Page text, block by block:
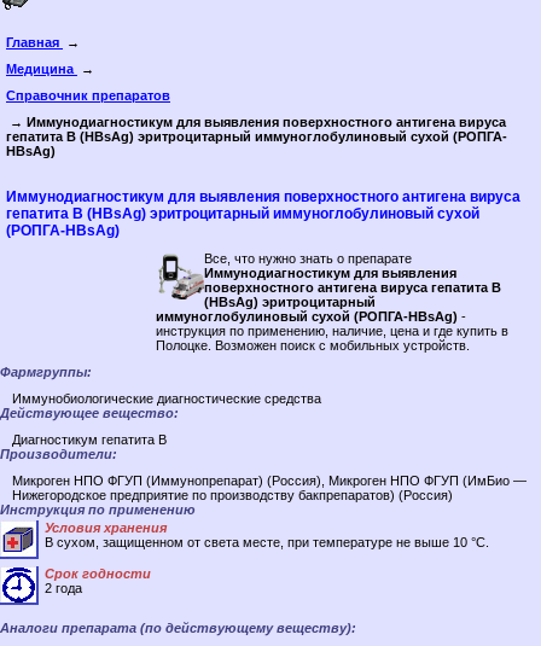
Главная
→
Медицина
→
Справочник препаратов
→ Иммунодиагностикум для выявления поверхностного антигена вируса
гепатита В (HBsAg) эритроцитарный иммуноглобулиновый сухой (РОПГА-
HBsAg)
Иммунодиагностикум для выявления поверхностного антигена вируса
гепатита В (HBsAg) эритроцитарный иммуноглобулиновый сухой
(РОПГА-HBsAg)
Все, что нужно знать о препарате
Иммунодиагностикум для выявления
поверхностного антигена вируса гепатита В
(HBsAg) эритроцитарный
иммуноглобулиновый сухой (РОПГА-HBsAg) -
инструкция по применению, наличие, цена и где купить в
Полоцке. Возможен поиск c мобильных устройств.
Фармгруппы:
Иммунобиологические диагностические средства
Действующее вещество:
Диагностикум гепатита B
Производители:
Микроген НПО ФГУП (Иммунопрепарат) (Россия), Микроген НПО ФГУП (ИмБио —
Нижегородское предприятие по производству бакпрепаратов) (Россия)
Инструкция по применению
Условия хранения
В сухом, защищенном от света месте, при температуре не выше 10 °C.
Срок годности
2 года
Аналоги препарата (по действующему веществу):